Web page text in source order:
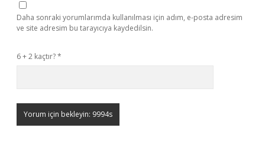
Daha sonraki yorumlarımda kullanılması için adım, e-posta adresim
ve site adresim bu tarayıcıya kaydedilsin.
6 + 2 kaçtır?*